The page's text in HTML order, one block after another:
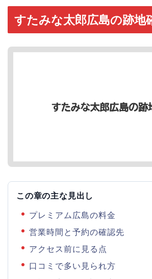
すたみな太郎広島の跡地
この章の主な見出し
プレミアム広島の料金
営業時間と予約の確認先
アクセス前に見る点
口コミで多い見られ方